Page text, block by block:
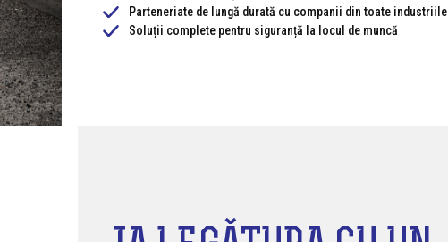
Parteneriate de lungă durată cu companii din toate industriile
Soluții complete pentru siguranță la locul de muncă